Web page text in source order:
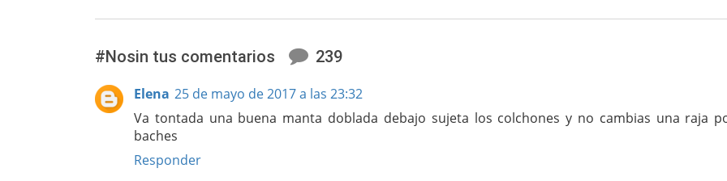
#Nosin tus comentarios 239
Elena 25 de mayo de 2017 a las 23:32
Va tontada una buena manta doblada debajo sujeta los colchones y no cambias una raja
baches
Responder